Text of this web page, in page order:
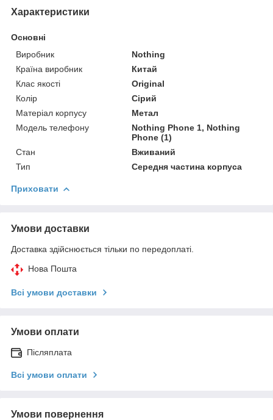
Характеристики
Основні
Виробник
Nothing
Країна виробник
Китай
Клас якості
Original
Колір
Сірий
Матеріал корпусу
Метал
Модель телефону
Nothing Phone 1, Nothing
Phone (1)
Стан
Вживаний
Тип
Середня частина корпуса
Приховати
Умови доставки
Доставка здійснюється тільки по передоплаті.
Нова Пошта
Всі умови доставки
Умови оплати
Післяплата
Всі умови оплати
Умови повернення